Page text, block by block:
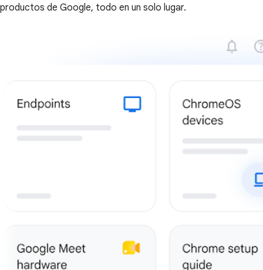
productos de Google, todo en un solo lugar.